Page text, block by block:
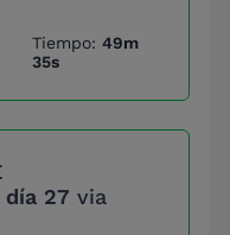
Tiempo:49m
35s
día 27 via